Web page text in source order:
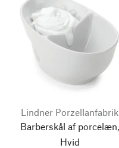
Lindner Porzellanfabrik
Barberskål af porcelæn,
Hvid